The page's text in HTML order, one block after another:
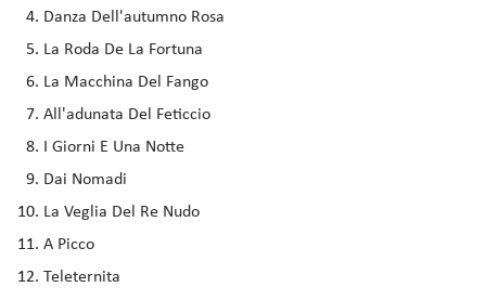
Danza Dell'autumno Rosa
La Roda De La Fortuna
La Macchina Del Fango
All'adunata Del Feticcio
I Giorni E Una Notte
Dai Nomadi
La Veglia Del Re Nudo
A Picco
Teleternita